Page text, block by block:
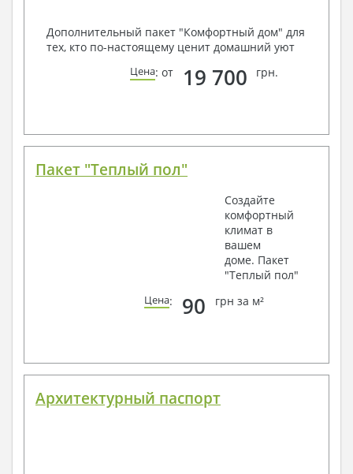
Дополнительный пакет "Комфортный дом" для
тех, кто по-настоящему ценит домашний уют
Цена: от 19 700 грн.
Пакет "Теплый пол"
Создайте
комфортный
климат в
вашем
доме. Пакет
"Теплый пол"
Цена: 90 грн за м²
Архитектурный паспорт